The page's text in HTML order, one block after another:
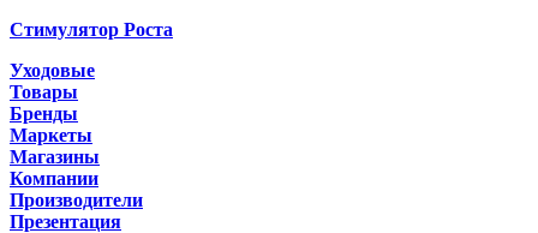
Стимулятор Роста
Уходовые
Товары
Бренды
Маркеты
Магазины
Компании
Производители
Презентация